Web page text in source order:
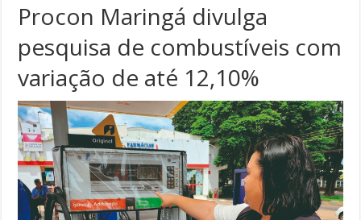
Procon Maringá divulga
pesquisa de combustíveis com
variação de até 12,10%